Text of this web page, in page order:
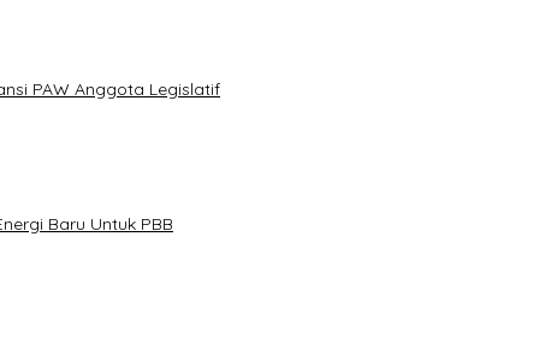
PAW Anggota Legislatif
Baru Untuk PBB